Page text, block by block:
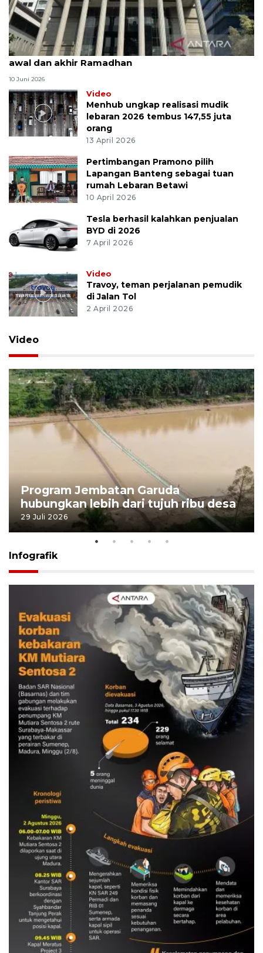
MK uji materi UU Peradilan Agama perihal isbat
awal dan akhir Ramadhan
10 Juni 2026
Video
Menhub ungkap realisasi mudik
lebaran 2026 tembus 147,55 juta
orang
13 April 2026
Pertimbangan Pramono pilih
Lapangan Banteng sebagai tuan
rumah Lebaran Betawi
10 April 2026
Tesla berhasil kalahkan penjualan
BYD di 2026
7 April 2026
Video
Travoy, teman perjalanan pemudik
di Jalan Tol
2 April 2026
Video
Program Jembatan Garuda
hubungkan lebih dari tujuh ribu desa
29 Juli 2026
Infografik